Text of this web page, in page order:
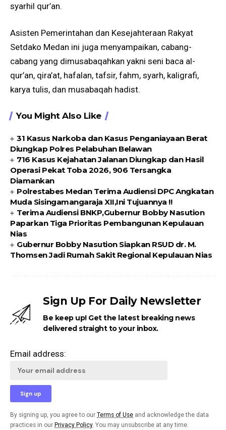
syarhil qur’an.
Asisten Pemerintahan dan Kesejahteraan Rakyat
Setdako Medan ini juga menyampaikan, cabang-
cabang yang dimusabaqahkan yakni seni baca al-
qur’an, qira’at, hafalan, tafsir, fahm, syarh, kaligrafi,
karya tulis, dan musabaqah hadist.
You Might Also Like
31 Kasus Narkoba dan Kasus Penganiayaan Berat
Diungkap Polres Pelabuhan Belawan
716 Kasus Kejahatan Jalanan Diungkap dan Hasil
Operasi Pekat Toba 2026, 906 Tersangka
Diamankan
Polrestabes Medan Terima Audiensi DPC Angkatan
Muda Sisingamangaraja XII,Ini Tujuannya !!
Terima Audiensi BNKP,Gubernur Bobby Nasution
Paparkan Tiga Prioritas Pembangunan Kepulauan
Nias
Gubernur Bobby Nasution Siapkan RSUD dr. M.
Thomsen Jadi Rumah Sakit Regional Kepulauan Nias
Sign Up For Daily Newsletter
Be keep up! Get the latest breaking news
delivered straight to your inbox.
Email address:
By signing up, you agree to our Terms of Use and acknowledge the data
practices in our Privacy Policy. You may unsubscribe at any time.